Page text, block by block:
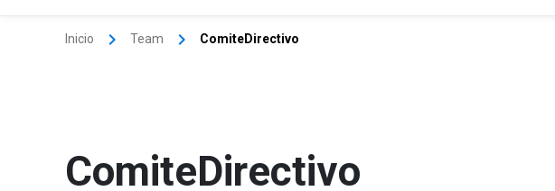
Inicio Team ComiteDirectivo
ComiteDirectivo